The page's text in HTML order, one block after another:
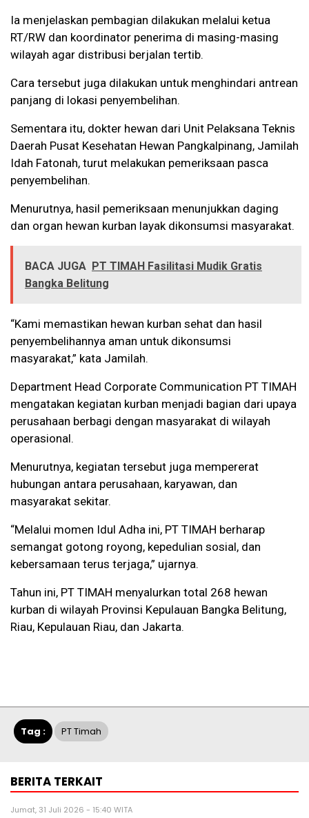
Ia menjelaskan pembagian dilakukan melalui ketua
RT/RW dan koordinator penerima di masing-masing
wilayah agar distribusi berjalan tertib.
Cara tersebut juga dilakukan untuk menghindari antrean
panjang di lokasi penyembelihan.
Sementara itu, dokter hewan dari Unit Pelaksana Teknis
Daerah Pusat Kesehatan Hewan Pangkalpinang, Jamilah
Idah Fatonah, turut melakukan pemeriksaan pasca
penyembelihan.
Menurutnya, hasil pemeriksaan menunjukkan daging
dan organ hewan kurban layak dikonsumsi masyarakat.
BACA JUGA PT TIMAH Fasilitasi Mudik Gratis
Bangka Belitung
“Kami memastikan hewan kurban sehat dan hasil
penyembelihannya aman untuk dikonsumsi
masyarakat,” kata Jamilah.
Department Head Corporate Communication PT TIMAH
mengatakan kegiatan kurban menjadi bagian dari upaya
perusahaan berbagi dengan masyarakat di wilayah
operasional.
Menurutnya, kegiatan tersebut juga mempererat
hubungan antara perusahaan, karyawan, dan
masyarakat sekitar.
“Melalui momen Idul Adha ini, PT TIMAH berharap
semangat gotong royong, kepedulian sosial, dan
kebersamaan terus terjaga,” ujarnya.
Tahun ini, PT TIMAH menyalurkan total 268 hewan
kurban di wilayah Provinsi Kepulauan Bangka Belitung,
Riau, Kepulauan Riau, dan Jakarta.
Tag : PT Timah
BERITA TERKAIT
Jumat, 31 Juli 2026 - 15:40 WITA